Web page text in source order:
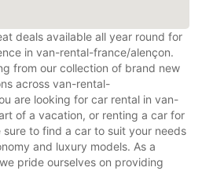
deals available all year round for
in van-rental-france/alençon.
from our collection of brand new
across van-rental-
are looking for car rental in van-
of a vacation, or renting a car for
to find a car to suit your needs
and luxury models. As a
pride ourselves on providing